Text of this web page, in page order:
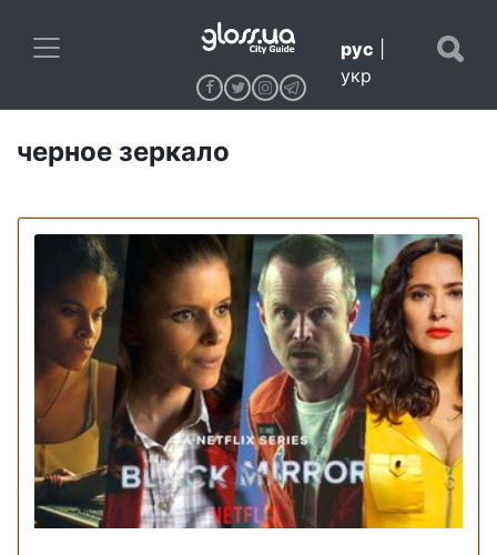
рус
укр
черное зеркало